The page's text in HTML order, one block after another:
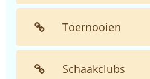
Toernooien
Schaakclubs